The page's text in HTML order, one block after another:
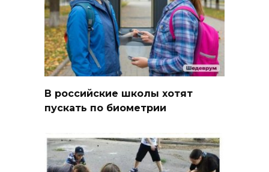
В российские школы хотят
пускать по биометрии